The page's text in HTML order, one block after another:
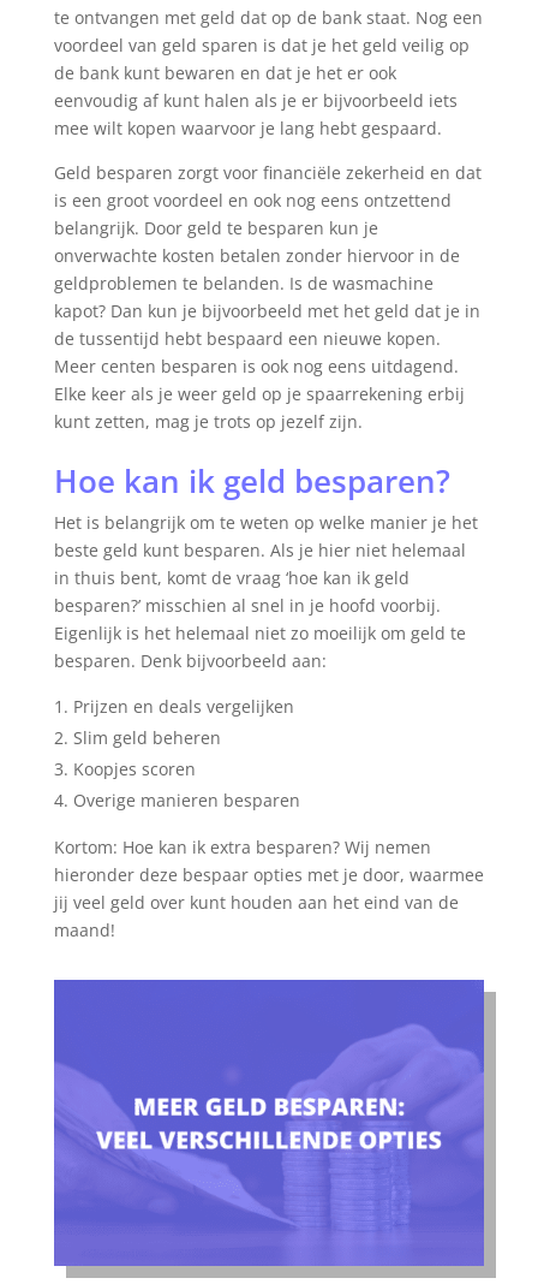
te ontvangen met geld dat op de bank staat. Nog een
voordeel van geld sparen is dat je het geld veilig op
de bank kunt bewaren en dat je het er ook
eenvoudig af kunt halen als je er bijvoorbeeld iets
mee wilt kopen waarvoor je lang hebt gespaard.
Geld besparen zorgt voor financiële zekerheid en dat
is een groot voordeel en ook nog eens ontzettend
belangrijk. Door geld te besparen kun je
onverwachte kosten betalen zonder hiervoor in de
geldproblemen te belanden. Is de wasmachine
kapot? Dan kun je bijvoorbeeld met het geld dat je in
de tussentijd hebt bespaard een nieuwe kopen.
Meer centen besparen is ook nog eens uitdagend.
Elke keer als je weer geld op je spaarrekening erbij
kunt zetten, mag je trots op jezelf zijn.
Hoe kan ik geld besparen?
Het is belangrijk om te weten op welke manier je het
beste geld kunt besparen. Als je hier niet helemaal
in thuis bent, komt de vraag ‘hoe kan ik geld
besparen?’ misschien al snel in je hoofd voorbij.
Eigenlijk is het helemaal niet zo moeilijk om geld te
besparen. Denk bijvoorbeeld aan:
Prijzen en deals vergelijken
Slim geld beheren
Koopjes scoren
Overige manieren besparen
Kortom: Hoe kan ik extra besparen? Wij nemen
hieronder deze bespaar opties met je door, waarmee
jij veel geld over kunt houden aan het eind van de
maand!